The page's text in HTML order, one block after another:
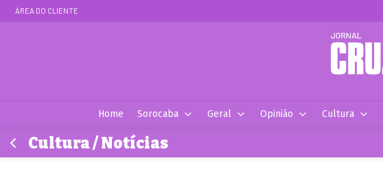
ÁREA DO CLIENTE
Home Sorocaba Geral Opinião Cultura
Cultura / Notícias